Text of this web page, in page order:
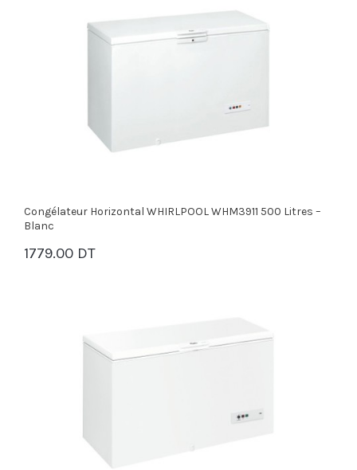
Congélateur Horizontal WHIRLPOOL WHM3911 500 Litres –
Blanc
1779.00 DT
PANIER